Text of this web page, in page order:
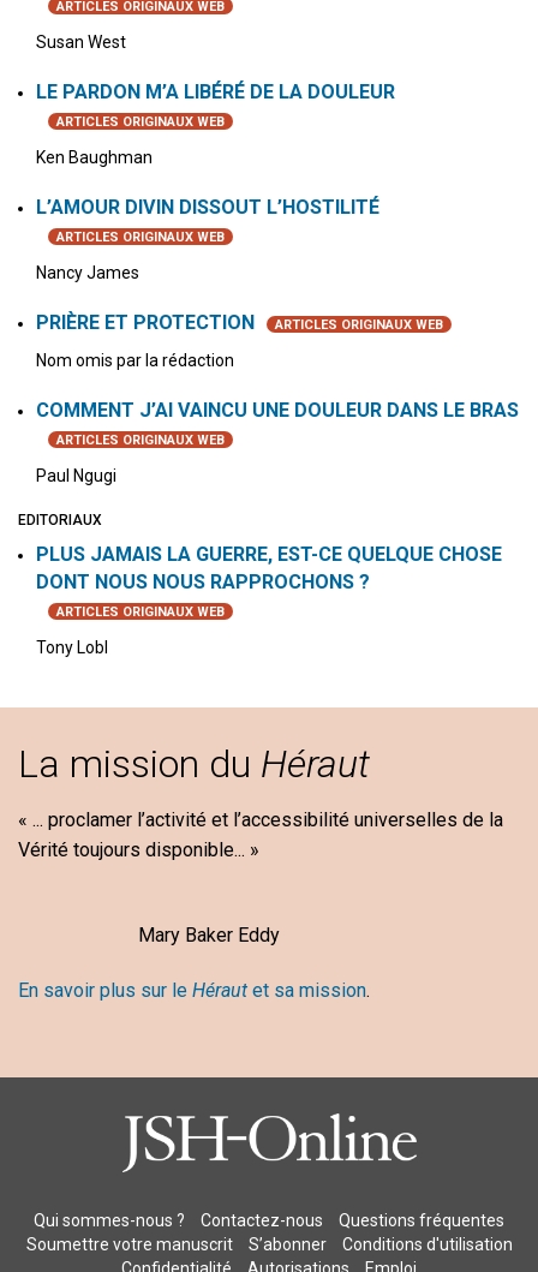
ARTICLES ORIGINAUX WEB
Susan West
LE PARDON M’A LIBÉRÉ DE LA DOULEUR
ARTICLES ORIGINAUX WEB
Ken Baughman
L’AMOUR DIVIN DISSOUT L’HOSTILITÉ
ARTICLES ORIGINAUX WEB
Nancy James
PRIÈRE ET PROTECTION ARTICLES ORIGINAUX WEB
Nom omis par la rédaction
COMMENT J’AI VAINCU UNE DOULEUR DANS LE BRAS
ARTICLES ORIGINAUX WEB
Paul Ngugi
EDITORIAUX
PLUS JAMAIS LA GUERRE, EST-CE QUELQUE CHOSE
DONT NOUS NOUS RAPPROCHONS ?
ARTICLES ORIGINAUX WEB
Tony Lobl
La mission du Héraut
« ... proclamer l’activité et l’accessibilité universelles de la
Vérité toujours disponible... »
Mary Baker Eddy
En savoir plus sur le Héraut et sa mission.
Qui sommes-nous ? Contactez-nous
Questions fréquentes
Soumettre votre manuscrit
S’abonner
Conditions d'utilisation